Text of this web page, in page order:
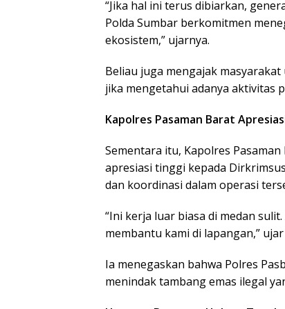
“Jika hal ini terus dibiarkan,
Polda Sumbar berkomitmen
ekosistem,” ujarnya.
Beliau juga mengajak
jika mengetahui adanya aktivitas
Kapolres Pasaman Barat
Sementara itu, Kapolres Pasaman
apresiasi tinggi kepada
dan koordinasi dalam operasi
“Ini kerja luar biasa di medan
membantu kami di lapangan,”
Ia menegaskan bahwa Polres
menindak tambang emas ilegal